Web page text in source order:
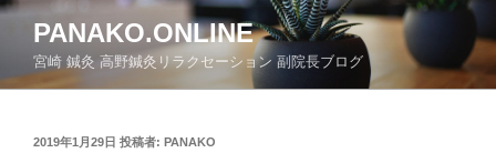
コ
ン
PANAKO.ONLINE
宮崎 鍼灸 高野鍼灸リラクセーション 副院長ブログ
投
2019年1月29日 投稿者: PANAKO